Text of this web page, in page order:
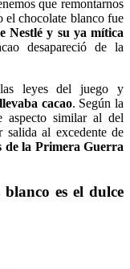
que remontarnos
el chocolate blanco fue
Nestlé y su ya mítica
desapareció de la
leyes del juego y
cacao. Según la
aspecto similar al del
salida al excedente de
de la Primera Guerra
es el dulce